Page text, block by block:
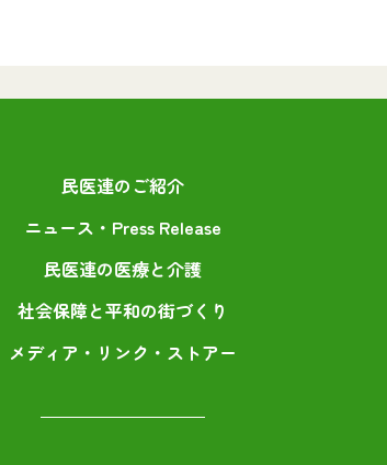
民医連のご紹介
ニュース・Press Release
民医連の医療と介護
社会保障と平和の街づくり
メディア・リンク・ストアー